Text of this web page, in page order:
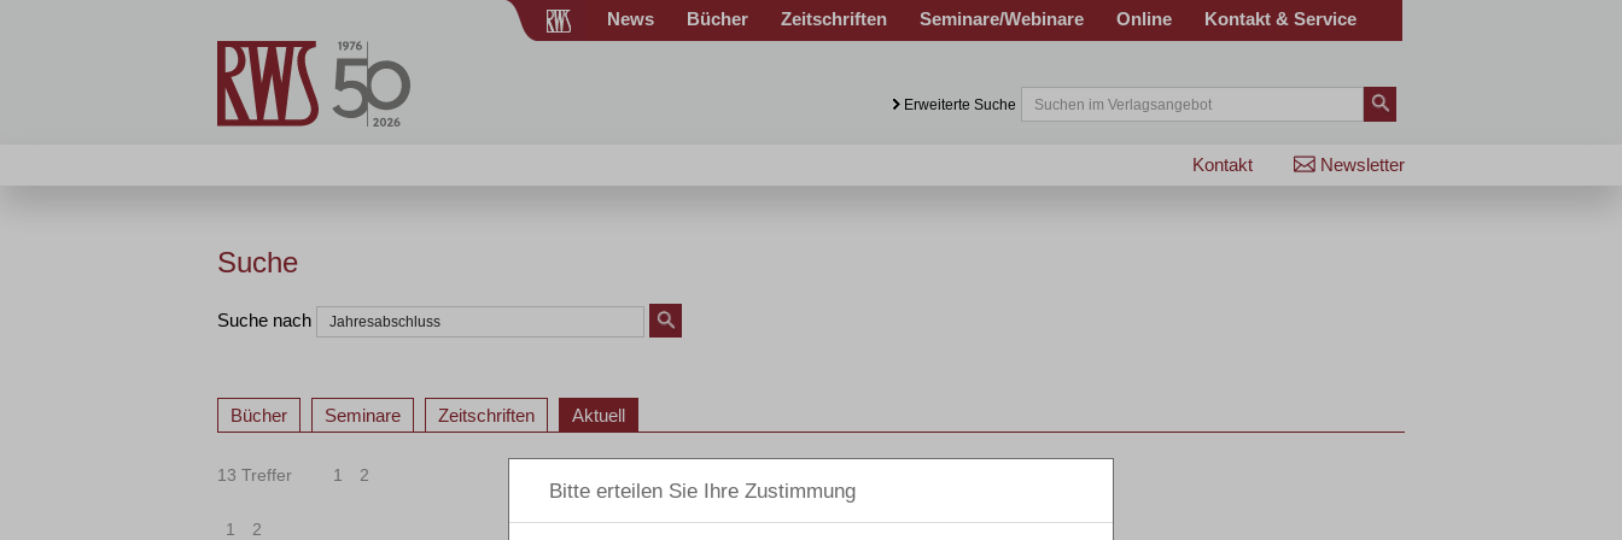
News Bücher Zeitschriften Seminare/Webinare Online Kontakt & Service
Erweiterte Suche
Newsletter
Kontakt
Suche
Suche nach
Bücher Seminare Zeitschriften Aktuell
13 Treffer 1 2
1 2